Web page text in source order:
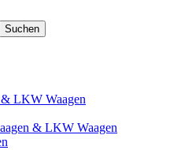
Suchen
LKW Waagen
& LKW Waagen